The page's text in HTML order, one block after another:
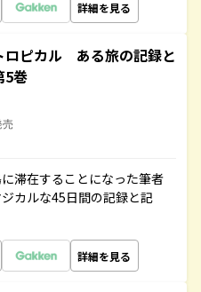
詳細を見る
ロピカル ある旅の記録と
巻
売
滞在することになった筆者
カルな45日間の記録と記
詳細を見る